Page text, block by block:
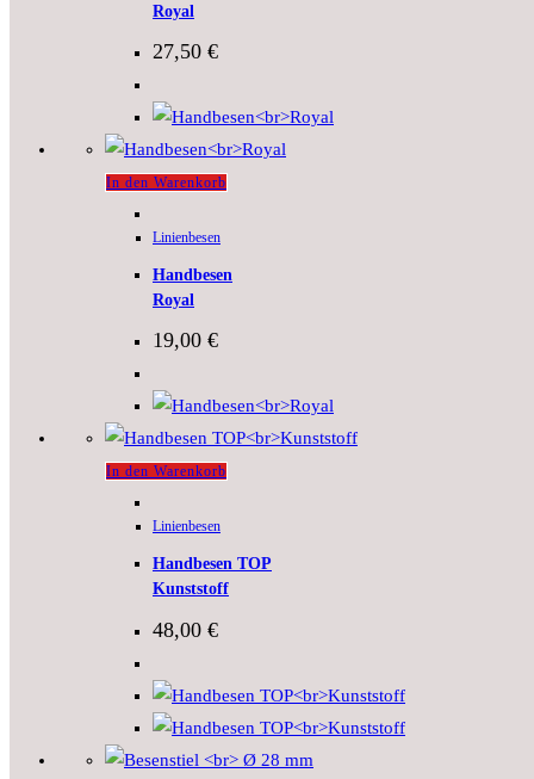
Royal
27,50 €
In den Warenkorb
Linienbesen
Handbesen
Royal
19,00 €
In den Warenkorb
Linienbesen
Handbesen TOP
Kunststoff
48,00 €